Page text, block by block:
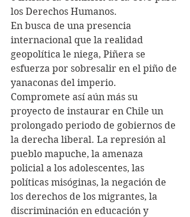
los Derechos Humanos.
En busca de una presencia
internacional que la realidad
geopolítica le niega, Piñera se
esfuerza por sobresalir en el piño de
yanaconas del imperio.
Compromete así aún más su
proyecto de instaurar en Chile un
prolongado periodo de gobiernos de
la derecha liberal. La represión al
pueblo mapuche, la amenaza
policial a los adolescentes, las
políticas misóginas, la negación de
los derechos de los migrantes, la
discriminación en educación y